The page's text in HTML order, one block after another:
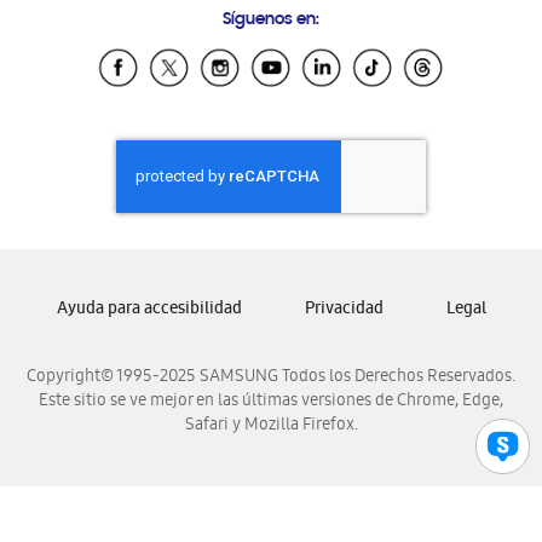
Samsung Ecuador
Samsung El Salvador
Samsung Honduras
Samsung Nicaragua
Samsung Panamá
Samsung Venezuela
Síguenos en:
Copyright© 1995-2025 SAMSUNG Todos los Derechos Reservados.
Este sitio se ve mejor en las últimas versiones de Chrome, Edge,
Safari y Mozilla Firefox.
Ayuda para accesibilidad Privacidad Legal